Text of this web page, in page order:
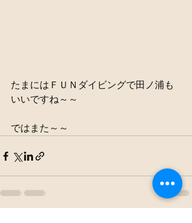
たまにはＦＵＮダイビングで田ノ浦も
いいですね～～
ではまた～～